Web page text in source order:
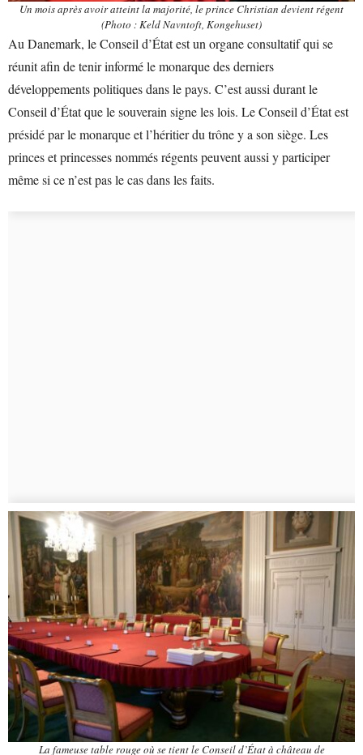
Un mois après avoir atteint la majorité, le prince Christian devient régent
(Photo : Keld Navntoft, Kongehuset)
Au Danemark, le Conseil d’État est un organe consultatif qui se
réunit afin de tenir informé le monarque des derniers
développements politiques dans le pays. C’est aussi durant le
Conseil d’État que le souverain signe les lois. Le Conseil d’État est
présidé par le monarque et l’héritier du trône y a son siège. Les
princes et princesses nommés régents peuvent aussi y participer
même si ce n’est pas le cas dans les faits.
La fameuse table rouge où se tient le Conseil d’État à château de